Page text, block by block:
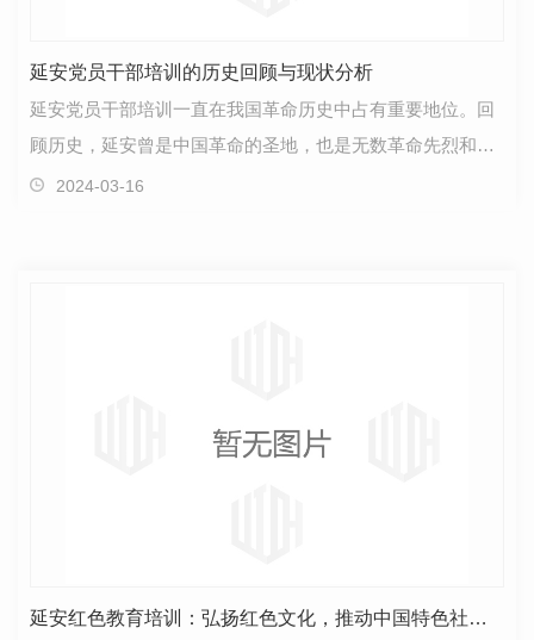
延安党员干部培训的历史回顾与现状分析
延安党员干部培训一直在我国革命历史中占有重要地位。回
顾历史，延安曾是中国革命的圣地，也是无数革命先烈和革
命家们的根据地。在那个特殊时期，延安成为一座精神…
2024-03-16
延安红色教育培训：弘扬红色文化，推动中国特色社会主义发展